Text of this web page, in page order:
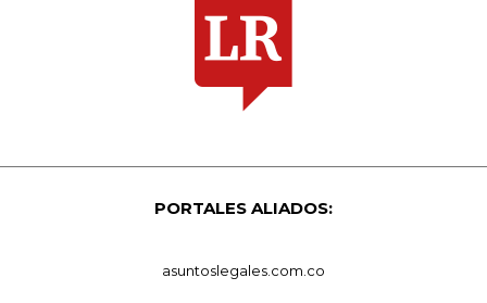
PORTALES ALIADOS:
asuntoslegales.com.co